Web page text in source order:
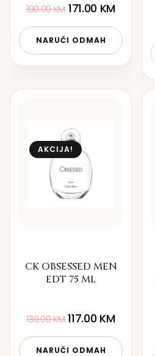
190.00KM 171.00 KM
NARUČI ODMAH
AKCIJA!
CK OBSESSED MEN
EDT 75 ML
130.00KM 117.00 KM
NARUČI ODMAH